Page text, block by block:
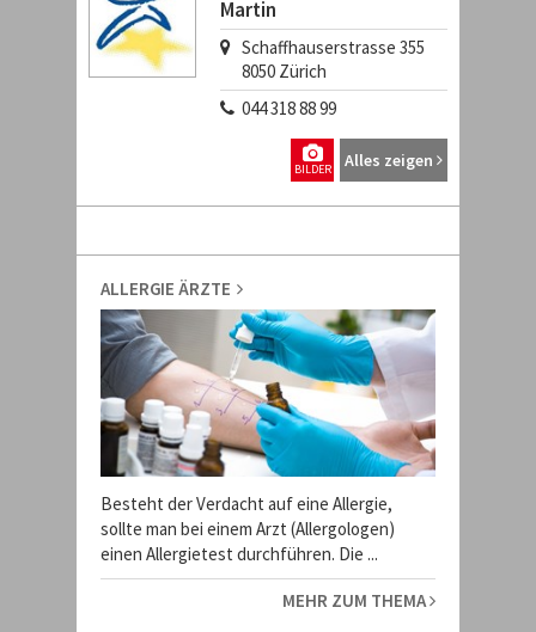
Martin
Schaffhauserstrasse 355
8050 Zürich
044 318 88 99
Alles zeigen
BILDER
ALLERGIE ÄRZTE
Besteht der Verdacht auf eine Allergie,
sollte man bei einem Arzt (Allergologen)
einen Allergietest durchführen. Die ...
MEHR ZUM THEMA